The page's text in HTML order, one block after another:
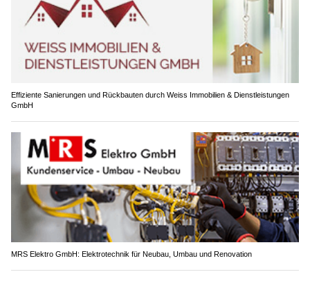
Effiziente Sanierungen und Rückbauten durch Weiss Immobilien & Dienstleistungen
GmbH
MRS Elektro GmbH: Elektrotechnik für Neubau, Umbau und Renovation